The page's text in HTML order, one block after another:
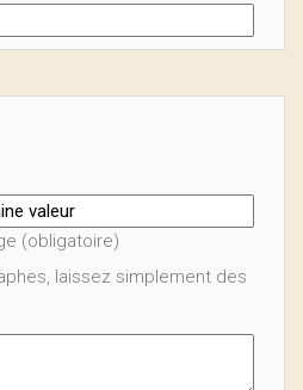
(obligatoire)
laissez simplement des